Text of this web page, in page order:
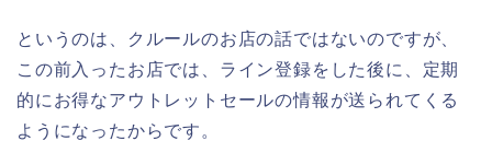
というのは、クルールのお店の話ではないのですが、
この前入ったお店では、ライン登録をした後に、定期
的にお得なアウトレットセールの情報が送られてくる
ようになったからです。